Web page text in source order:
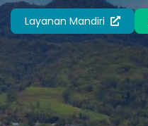
Layanan Mandiri